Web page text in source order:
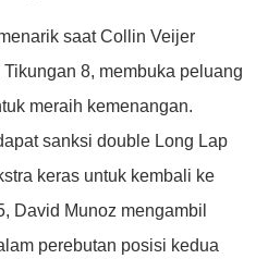
saat Collin Veijer
8, membuka peluang
meraih kemenangan.
sanksi double Long Lap
keras untuk kembali ke
David Munoz mengambil
perebutan posisi kedua